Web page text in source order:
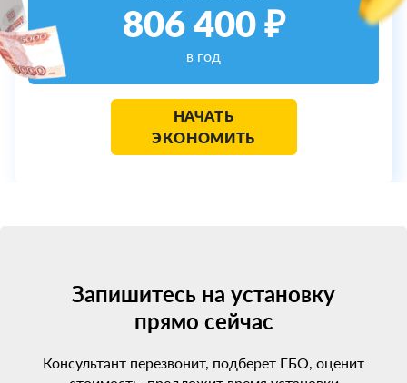
806 400₽
в год
НАЧАТЬ
ЭКОНОМИТЬ
Запишитесь на установку
прямо сейчас
Консультант перезвонит, подберет ГБО, оценит